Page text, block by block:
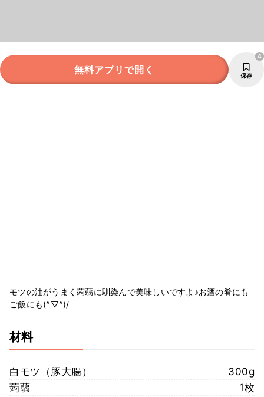
無料アプリで開く 保存
4
モツの油がうまく蒟蒻に馴染んで美味しいですよ♪お酒の肴にも
ご飯にも(^▽^)/
材料
白モツ（豚大腸）
300g
蒟蒻
1枚